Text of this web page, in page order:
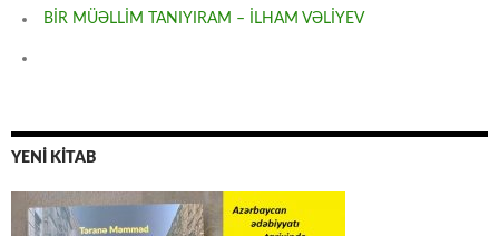
BİR MÜƏLLİM TANIYIRAM – İLHAM VƏLİYEV
YENİ KİTAB